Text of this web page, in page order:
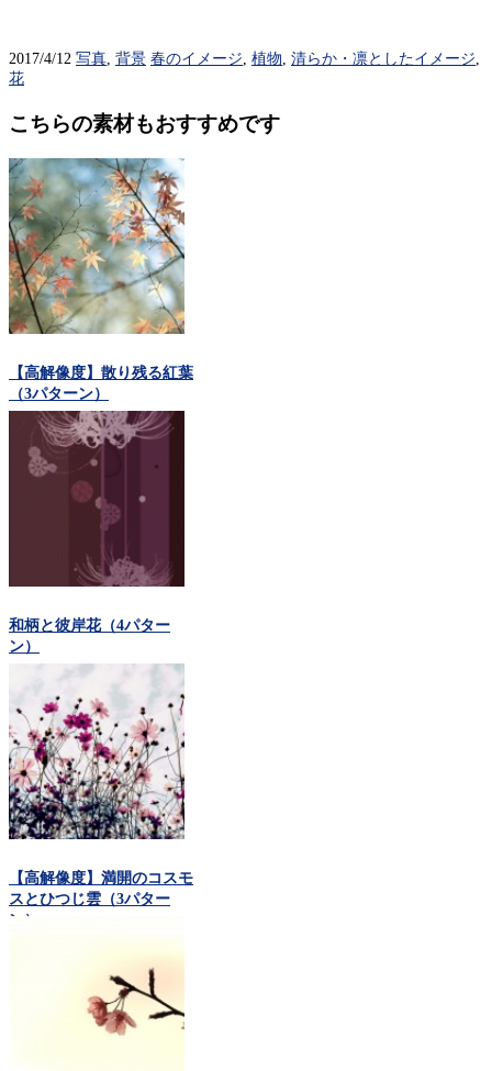
2017/4/12 写真 背景 春のイメージ 植物 清らか・凛としたイメージ
花
こちらの素材もおすすめです
【高解像度】散り残る紅葉
（3パターン）
和柄と彼岸花（4パター
ン）
【高解像度】満開のコスモ
スとひつじ雲（3パター
ン）